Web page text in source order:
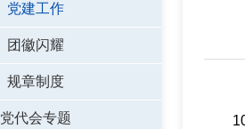
党建工作
团徽闪耀
规章制度
党代会专题